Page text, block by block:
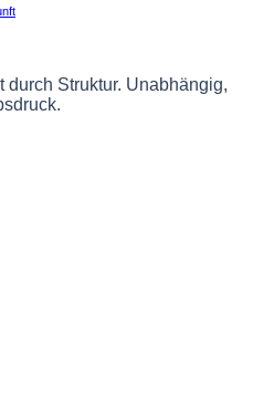
Struktur. Unabhängig,